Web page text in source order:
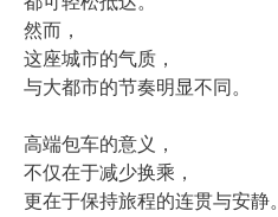
然而，
这座城市的气质，
与大都市的节奏明显不同。
高端包车的意义，
不仅在于减少换乘，
更在于保持旅程的连贯与安静。